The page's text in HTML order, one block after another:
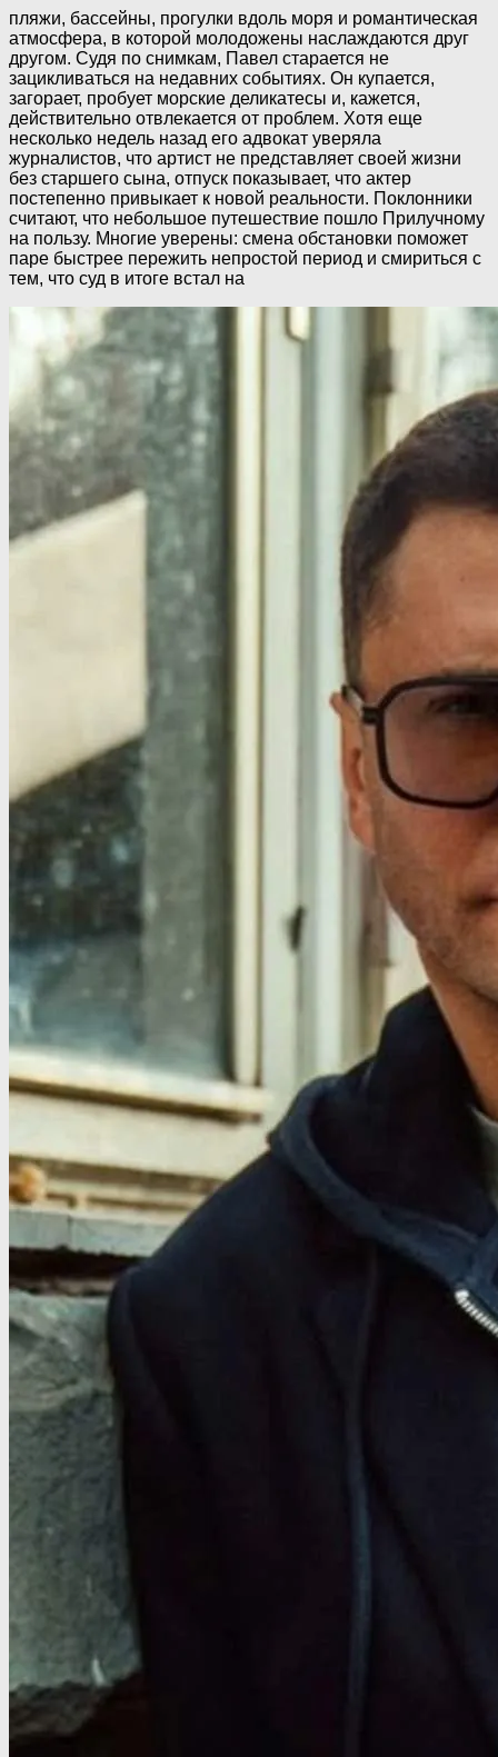
пляжи, бассейны, прогулки вдоль моря и романтическая
атмосфера, в которой молодожены наслаждаются друг
другом. Судя по снимкам, Павел старается не
зацикливаться на недавних событиях. Он купается,
загорает, пробует морские деликатесы и, кажется,
действительно отвлекается от проблем. Хотя еще
несколько недель назад его адвокат уверяла
журналистов, что артист не представляет своей жизни
без старшего сына, отпуск показывает, что актер
постепенно привыкает к новой реальности. Поклонники
считают, что небольшое путешествие пошло Прилучному
на пользу. Многие уверены: смена обстановки поможет
паре быстрее пережить непростой период и смириться с
тем, что суд в итоге встал на